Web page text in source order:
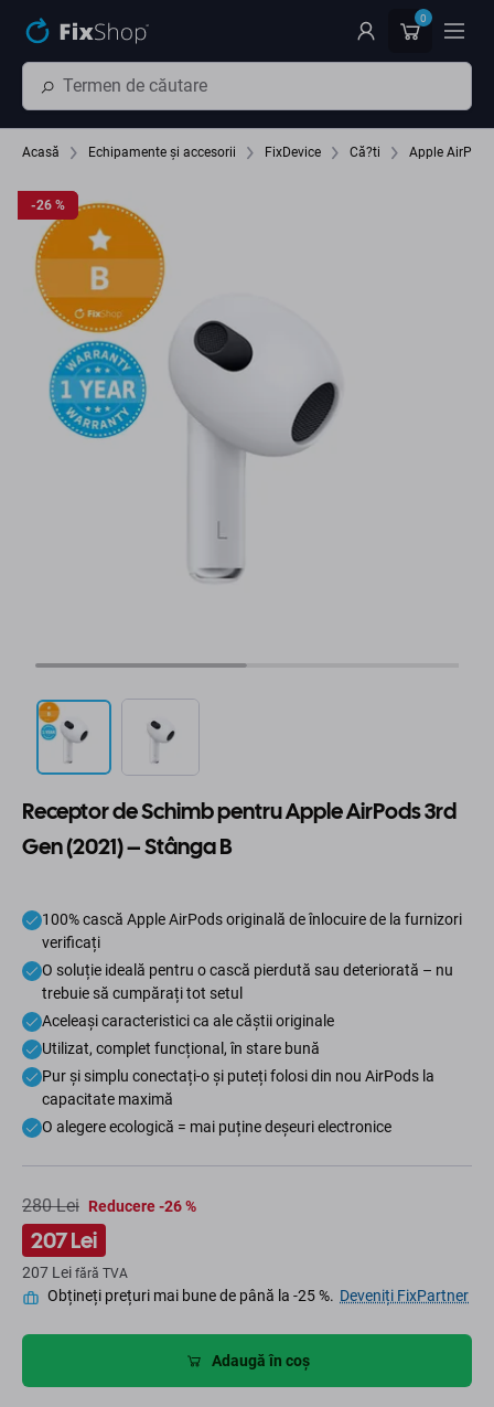
0
Acasă Echipamente și accesorii FixDevice Că?ti Apple
-26 %
-26 %
Receptor de Schimb pentru Apple AirPods 3rd
Gen (2021) – Stânga B
100% cască Apple AirPods originală de înlocuire de la furnizori
verificați
O soluție ideală pentru o cască pierdută sau deteriorată – nu
trebuie să cumpărați tot setul
Aceleași caracteristici ca ale căștii originale
Utilizat, complet funcțional, în stare bună
Pur și simplu conectați-o și puteți folosi din nou AirPods la
capacitate maximă
O alegere ecologică = mai puține deșeuri electronice
280 Lei Reducere -26 %
207 Lei
207 Lei fără TVA
Obțineți prețuri mai bune de până la -25 %. Deveniți FixPartner
Adaugă în coș